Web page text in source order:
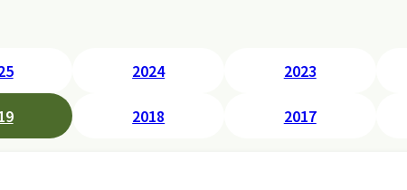
2024 2023
2018 2017